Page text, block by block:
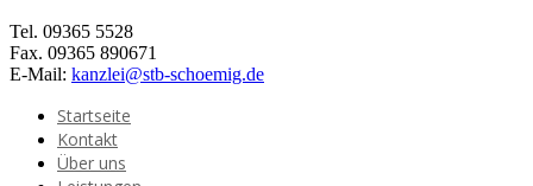
Tel. 09365 5528
Fax. 09365 890671
E-Mail: kanzlei@stb-schoemig.de
Startseite
Kontakt
Über uns